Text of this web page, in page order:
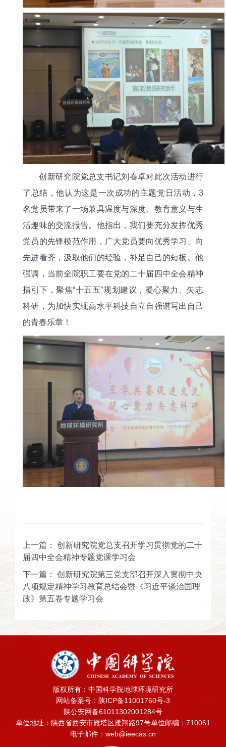
创新研究院党总支书记刘春卓对此次活动进行
了总结，他认为这是一次成功的主题党日活动，3
名党员带来了一场兼具温度与深度、教育意义与生
活趣味的交流报告。他指出，我们要充分发挥优秀
党员的先锋模范作用，广大党员要向优秀学习、向
先进看齐，汲取他们的经验，补足自己的短板。他
强调，当前全院职工要在党的二十届四中全会精神
指引下，聚焦“十五五”规划建议，凝心聚力、矢志
科研，为加快实现高水平科技自立自强谱写出自己
的青春乐章！
上一篇：
创新研究院党总支召开学习贯彻党的二十
届四中全会精神专题党课学习会
下一篇：
创新研究院第三党支部召开深入贯彻中央
八项规定精神学习教育总结会暨《习近平谈治国理
政》第五卷专题学习会
版权所有：中国科学院地球环境研究所
网站备案号：陕ICP备11001760号-3
陕公安网备61011302001284号
单位地址：陕西省西安市雁塔区雁翔路97号单位邮编：710061
电子邮件：web@ieecas.cn